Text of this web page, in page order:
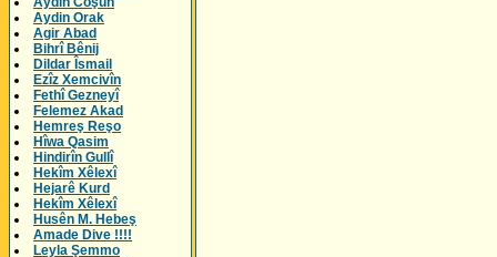
Aydin Orak
Agir Abad
Bihrî Bênij
Dildar Îsmail
Ezîz Xemcivîn
Fethî Gezneyî
Felemez Akad
Hemreş Reşo
Hîwa Qasim
Hindirîn Gullî
Hekîm Xêlexî
Hejarê Kurd
Hekîm Xêlexî
Husên M. Hebeş
Amade Dive !!!!
Leyla Şemmo